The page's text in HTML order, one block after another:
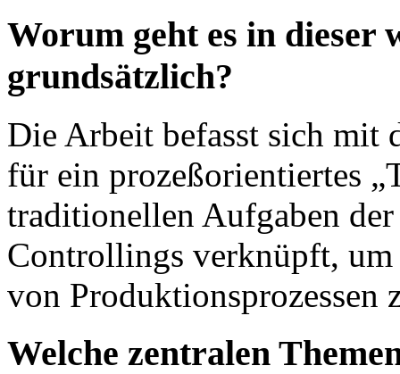
Worum geht es in dieser
grundsätzlich?
Die Arbeit befasst sich mit
für ein prozeßorientiertes
traditionellen Aufgaben
Controllings verknüpft,
von Produktionsprozessen
Welche zentralen